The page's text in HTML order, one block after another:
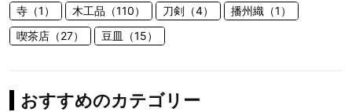
寺（1）
木工品（110） 刀剣（4）
播州織（1）
喫茶店（27）
豆皿（15）
おすすめのカテゴリー